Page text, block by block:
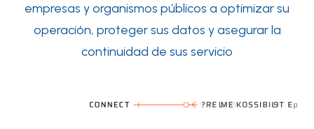
empresas y organismos públicos a optimizar su
operación, proteger sus datos y asegurar la
continuidad de sus servicio